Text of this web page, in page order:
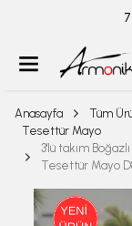
Anasayfa Tüm
Tesettür Mayo
3'lü takım
Tesettür Mayo